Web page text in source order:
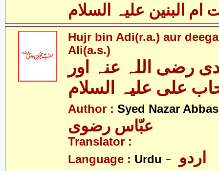
البنین علیہ السلام
Hujr bin Adi(r.a.) aur
Ali(a.s.)
رضی اللہ عنہ اور
علی علیہ السلام
Author : Syed Nazar
عبّاس رضوی
Translator :
Language : Urdu